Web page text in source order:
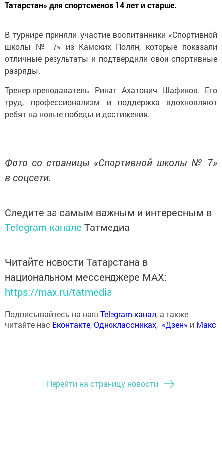
Татарстан» для спортсменов 14 лет и старше.
В турнире приняли участие воспитанники «Спортивной
школы № 7» из Камских Полян, которые показали
отличные результаты и подтвердили свои спортивные
разряды.
Тренер-преподаватель Ринат Ахатович Шафиков. Его
труд, профессионализм и поддержка вдохновляют
ребят на новые победы и достижения.
Фото со страницы «Спортивной школы № 7»
в соцсети.
Следите за самым важным и интересным в
Telegram-канале Татмедиа
Читайте новости Татарстана в
национальном мессенджере MАХ:
https://max.ru/tatmedia
Подписывайтесь на наш Telegram-канал, а также
читайте нас Вконтакте,Одноклассниках, «Дзен» и Макс
Перейти на страницу новости